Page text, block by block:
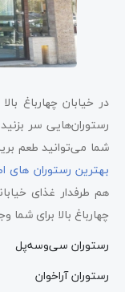
در خیابان چهارباغ
رستوران‌هایی سر
شما می‌توانید طعم
بهترین رستوران های
هم طرفدار غذای
چهارباغ بالا برای شما
رستوران سی‌وسه‌پل
رستوران آراخوان